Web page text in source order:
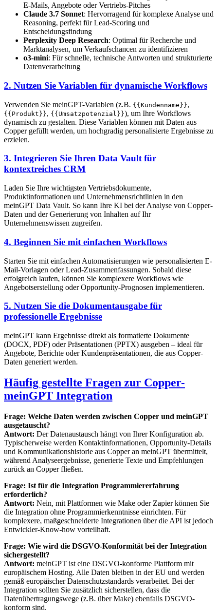
E-Mails, Angebote oder Vertriebs-Pitches
Claude 3.7 Sonnet: Hervorragend für komplexe Analyse und
Reasoning, perfekt für Lead-Scoring und
Entscheidungsfindung
Perplexity Deep Research: Optimal für Recherche und
Marktanalysen, um Verkaufschancen zu identifizieren
o3-mini: Für schnelle, technische Antworten und strukturierte
Datenverarbeitung
2. Nutzen Sie Variablen für dynamische Workflows
Verwenden Sie meinGPT-Variablen (z.B. {{Kundenname}},
{{Produkt}}, {{Umsatzpotenzial}}), um Ihre Workflows
dynamisch zu gestalten. Diese Variablen können mit Daten aus
Copper gefüllt werden, um hochgradig personalisierte Ergebnisse zu
erzielen.
3. Integrieren Sie Ihren Data Vault für
kontextreiches CRM
Laden Sie Ihre wichtigsten Vertriebsdokumente,
Produktinformationen und Unternehmensrichtlinien in den
meinGPT Data Vault. So kann Ihre KI bei der Analyse von Copper-
Daten und der Generierung von Inhalten auf Ihr
Unternehmenswissen zugreifen.
4. Beginnen Sie mit einfachen Workflows
Starten Sie mit einfachen Automatisierungen wie personalisierten E-
Mail-Vorlagen oder Lead-Zusammenfassungen. Sobald diese
erfolgreich laufen, können Sie komplexere Workflows wie
Angebotserstellung oder Opportunity-Prognosen implementieren.
5. Nutzen Sie die Dokumentausgabe für
professionelle Ergebnisse
meinGPT kann Ergebnisse direkt als formatierte Dokumente
(DOCX, PDF) oder Präsentationen (PPTX) ausgeben – ideal für
Angebote, Berichte oder Kundenpräsentationen, die aus Copper-
Daten generiert werden.
Häufig gestellte Fragen zur Copper-
meinGPT Integration
Frage: Welche Daten werden zwischen Copper und meinGPT
ausgetauscht?
Antwort: Der Datenaustausch hängt von Ihrer Konfiguration ab.
Typischerweise werden Kontaktinformationen, Opportunity-Details
und Kommunikationshistorie aus Copper an meinGPT übermittelt,
während Analyseergebnisse, generierte Texte und Empfehlungen
zurück an Copper fließen.
Frage: Ist für die Integration Programmiererfahrung
erforderlich?
Antwort: Nein, mit Plattformen wie Make oder Zapier können Sie
die Integration ohne Programmierkenntnisse einrichten. Für
komplexere, maßgeschneiderte Integrationen über die API ist jedoch
Entwickler-Know-how vorteilhaft.
Frage: Wie wird die DSGVO-Konformität bei der Integration
sichergestellt?
Antwort: meinGPT ist eine DSGVO-konforme Plattform mit
europäischem Hosting. Alle Daten bleiben in der EU und werden
gemäß europäischer Datenschutzstandards verarbeitet. Bei der
Integration sollten Sie zusätzlich sicherstellen, dass die
Datenübertragungswege (z.B. über Make) ebenfalls DSGVO-
konform sind.